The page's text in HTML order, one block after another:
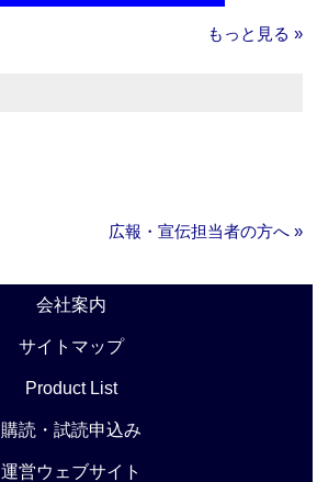
もっと見る »
広報・宣伝担当者の方へ »
会社案内
サイトマップ
Product List
購読・試読申込み
運営ウェブサイト